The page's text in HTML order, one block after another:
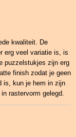
kwaliteit. De
erg veel variatie is, is
puzzelstukjes zijn erg
finish zodat je geen
is, kun je hem in zijn
rastervorm gelegd.